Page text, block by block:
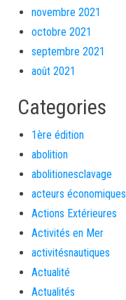
novembre 2021
octobre 2021
septembre 2021
août 2021
Categories
1ère édition
abolition
abolitionesclavage
acteurs économiques
Actions Extérieures
Activités en Mer
activitésnautiques
Actualité
Actualités